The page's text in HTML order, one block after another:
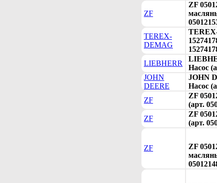
ZF
ZF
TEREX-
DEMAG
LIEBHERR
Насос
JOHN
DEERE
JOHN
Насос
ZF
ZF
(арт.
ZF
ZF
(арт.
ZF
ZF